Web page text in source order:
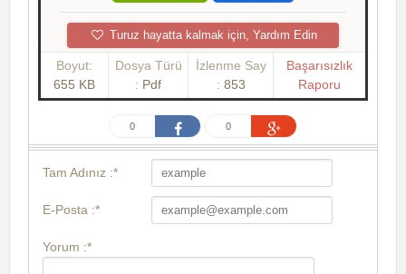
Turuz hayatta kalmak için, Yardım Edin
Boyut:
655 KB
Dosya Türü
: Pdf
İzlenme Say
: 853
Başarısızlık
Raporu
0 0
Tam Adınız :*
E-Posta :*
Yorum :*